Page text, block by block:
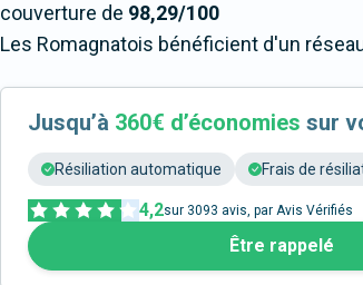
couverture de 98,29/100
Les Romagnatois bénéficient d'un
Jusqu’à 360€ d’économies sur
Résiliation automatique Frais de
4,2sur 3093 avis, par Avis Vérifiés
Être rappelé